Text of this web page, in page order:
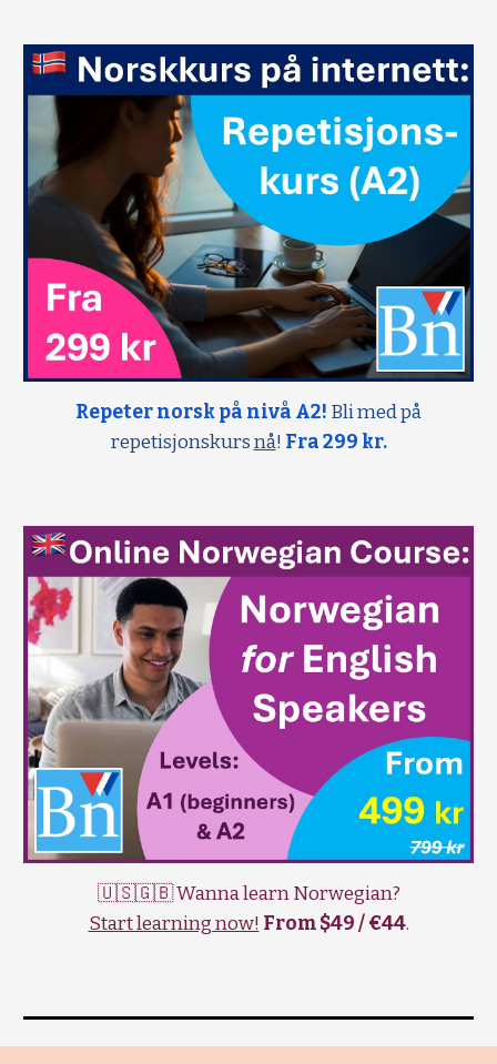
Repeter norsk på nivå A2! Bli med på
repetisjonskursnå! Fra 299 kr.
🇺🇸🇬🇧 Wanna learn Norwegian?
Start learning now! From $49 / €44.